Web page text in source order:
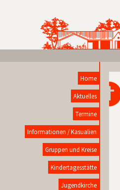
Home
Aktuelles
Termine
Informationen / Kasualien
Gruppen und Kreise
Kindertagesstätte
Jugendkirche